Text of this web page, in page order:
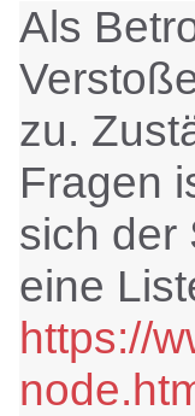
Als
zu.
Fragen
sich der
eine
https://